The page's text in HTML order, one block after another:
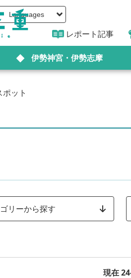
Languages
レポート記事
伊勢神宮・伊勢志摩
ット
リーから探す
現在